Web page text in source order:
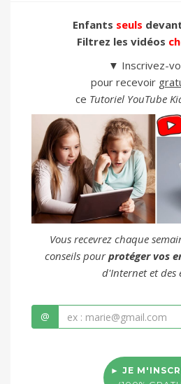
Enfants seuls
Filtrez les vidéos
▼ Inscrivez-
pour recevoir
ce Tutoriel YouTube
Vous recevrez chaque
conseils pourprotéger vos
d'Internet et des
@
► JE